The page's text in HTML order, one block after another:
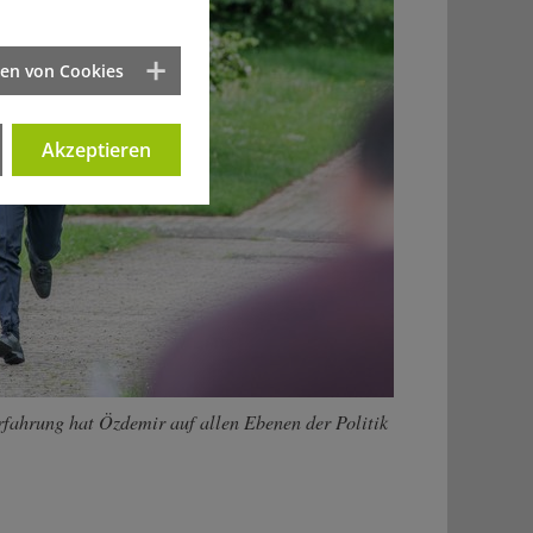
hat Özdemir auf allen Ebenen der Politik
von Cookies
Akzeptieren